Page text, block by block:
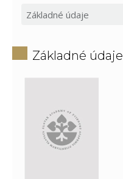
Základné údaje